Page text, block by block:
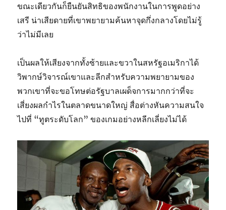
ขณะเดียวกันก็ยืนยันสิทธิของพนักงานในการพูดอย่าง
เสรี น่าเสียดายที่เขาพยายามค้นหาจุดกึ่งกลางโดยไม่รู้
ว่าไม่มีเลย
เป็นผลให้เสียงจากทั้งซ้ายและขวาในสหรัฐอเมริกาได้
วิพากษ์วิจารณ์เขาและลีกสำหรับความพยายามของ
พวกเขาที่จะขอโทษต่อรัฐบาลเผด็จการมากกว่าที่จะ
เสี่ยงผลกำไรในตลาดขนาดใหญ่ สื่อต่างหันความสนใจ
ไปที่ “ทูตระดับโลก” ของเกมอย่างหลีกเลี่ยงไม่ได้